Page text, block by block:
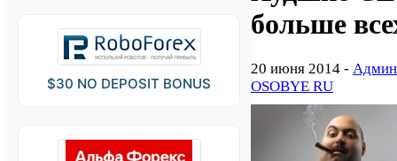
$30 NO DEPOSIT BONUS
больше
20 июня 2014 -
OSOBYE RU